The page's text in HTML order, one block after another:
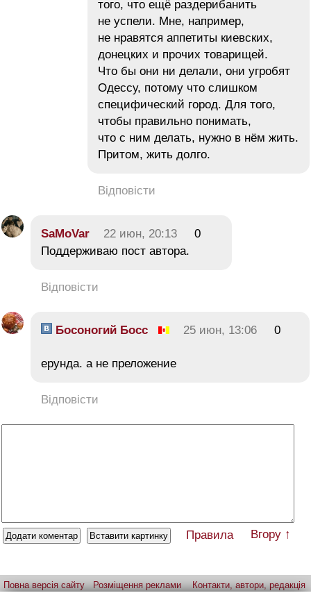
того, что ещё раздерибанить
не успели. Мне, например,
не нравятся аппетиты киевских,
донецких и прочих товарищей.
Что бы они ни делали, они угробят
Одессу, потому что слишком
специфический город. Для того,
чтобы правильно понимать,
что с ним делать, нужно в нём жить.
Притом, жить долго.
Відповісти
SaMoVar 22 июн, 20:13
0
Поддерживаю пост автора.
Відповісти
Босоногий Босс 25 июн, 13:06 0
ерунда. а не преложение
Відповісти
Правила Вгору ↑
Повна версія сайту Розміщення реклами Контакти, автори, редакція